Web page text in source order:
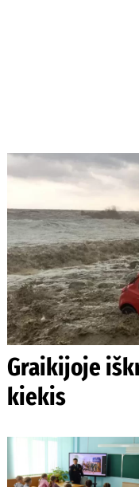
Graikijoje
kiekis